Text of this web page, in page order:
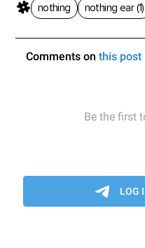
nothing nothing ear (1)